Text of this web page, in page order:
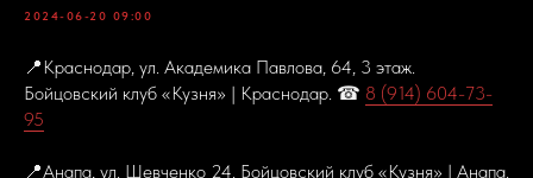
2024-06-20 09:00
📍Краснодар, ул. Академика Павлова, 64, 3 этаж.
Бойцовский клуб «Кузня» | Краснодар. ☎ 8 (914) 604-73-
95
📍Анапа, ул. Шевченко 24. Бойцовский клуб «Кузня» | Анапа.